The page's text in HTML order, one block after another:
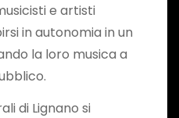
e artisti
in autonomia in un
la loro musica a
di Lignano si